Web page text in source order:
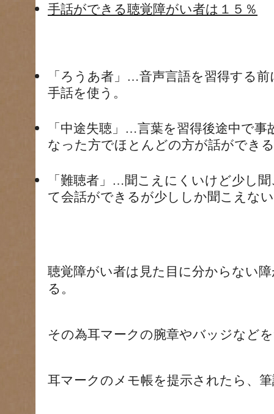
手話ができる聴覚障がい者は１５％
「ろうあ者」…音声言語を習得する
手話を使う。
「中途失聴」…言葉を習得後途中で
なった方でほとんどの方が話ができ
「難聴者」…聞こえにくいけど少し
て会話ができるが少ししか聞こえな
聴覚障がい者は見た目に分からない
る。
その為耳マークの腕章やバッジなど
耳マークのメモ帳を提示されたら、